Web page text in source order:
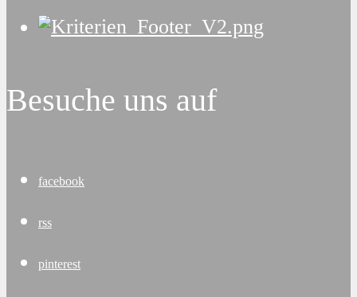
Besuche uns auf
facebook
rss
pinterest